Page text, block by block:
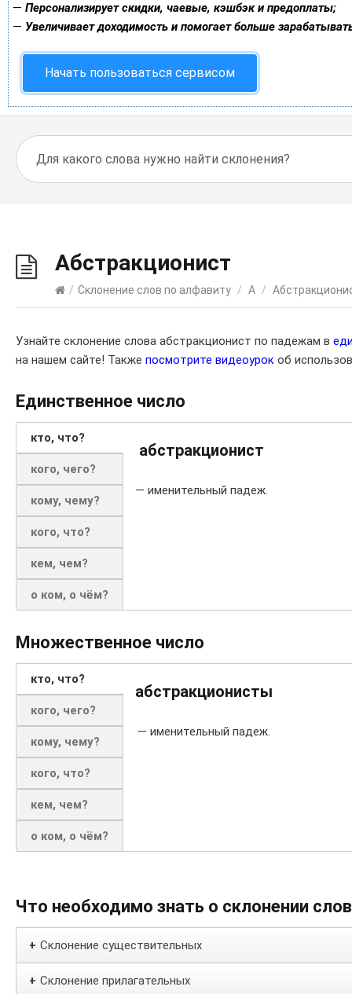
— Персонализирует скидки, чаевые, кэшбэк и предоплаты;
— Увеличивает доходимость и помогает больше
Начать пользоваться сервисом
Абстракционист
/ Склонение слов по алфавиту / А /
Узнайте склонение слова абстракционист по падежам в
на нашем сайте! Также посмотрите видеоурок об
Единственное число
кто, что?
кого, чего?
кому, чему?
кого, что?
кем, чем?
о ком, о чём?
абстракционист
— именительный падеж.
Множественное число
кто, что?
кого, чего?
кому, чему?
кого, что?
кем, чем?
о ком, о чём?
абстракционисты
— именительный падеж.
Что необходимо знать о склонении
+ Склонение существительных
+ Склонение прилагательных